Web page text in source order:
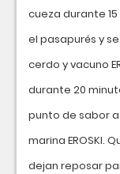
cueza durante
el pasapurés y
cerdo y vacuno
durante 20
punto de sabor
marina EROSKI.
dejan reposar